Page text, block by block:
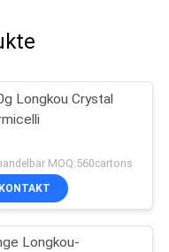
Longkou Crystal
MOQ:560cartons
KONTAKT
Longkou-